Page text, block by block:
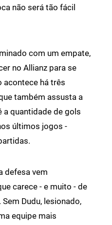
não será tão fácil
com um empate,
no Allianz para se
acontece há três
também assusta a
a quantidade de gols
últimos jogos -
defesa vem
carece - e muito - de
Dudu, lesionado,
equipe mais